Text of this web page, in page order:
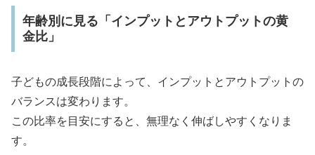
年齢別に見る「インプットとアウトプットの黄
金比」
子どもの成長段階によって、インプットとアウトプットの
バランスは変わります。
この比率を目安にすると、無理なく伸ばしやすくなりま
す。